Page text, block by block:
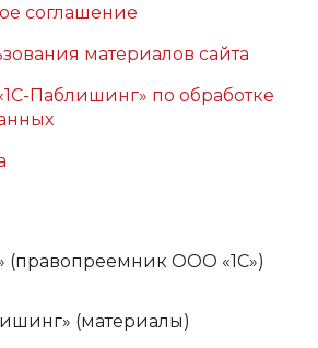
соглашение
материалов сайта
Паблишинг» по обработке
(правопреемник ООО «1С»)
(материалы)